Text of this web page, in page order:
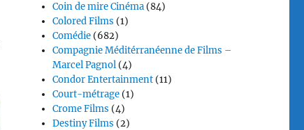
Coin de mire Cinéma (84)
Colored Films (1)
Comédie (682)
Compagnie Méditérranéenne de Films –
Marcel Pagnol (4)
Condor Entertainment (11)
Court-métrage (1)
Crome Films (4)
Destiny Films (2)